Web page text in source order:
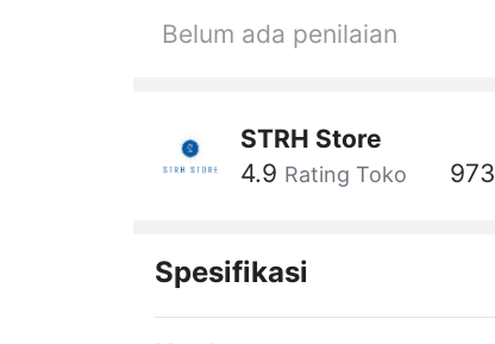
Belum ada penilaian
STRH Store
4.9 Rating Toko 973
Spesifikasi